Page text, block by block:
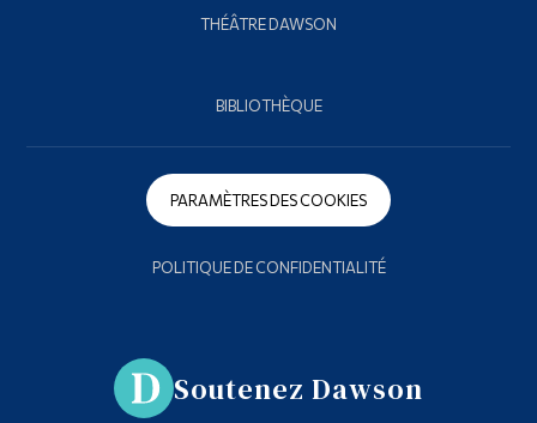
THÉÂTRE DAWSON
BIBLIOTHÈQUE
PARAMÈTRES DES COOKIES
POLITIQUE DE CONFIDENTIALITÉ
Soutenez Dawson